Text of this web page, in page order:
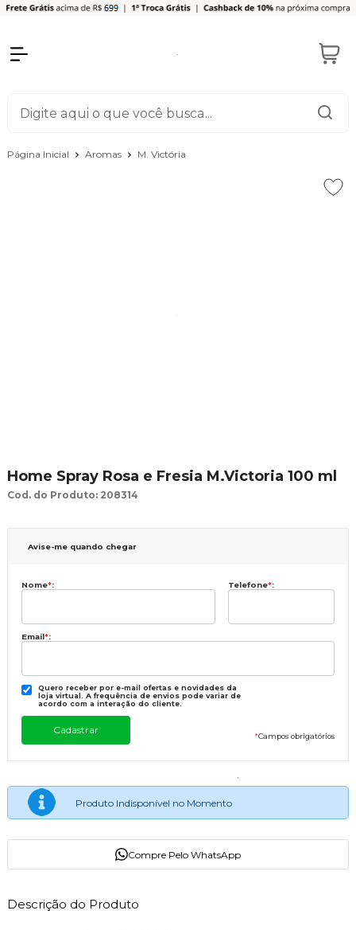
Página Inicial Aromas M. Victória
Home Spray Rosa e Fresia M.Victoria 100 ml
Cod. do Produto: 208314
Avise-me quando chegar
Nome*: Telefone*:
Email*:
Quero receber por e-mail ofertas e novidades da
loja virtual. A frequência de envios pode variar de
acordo com a interação do cliente.
*Campos obrigatórios
Produto Indisponível no Momento
Compre Pelo WhatsApp
Descrição do Produto